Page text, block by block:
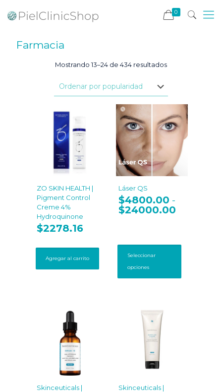
0
Farmacia
Mostrando 13–24 de 434 resultadosOrdenado
ZO SKIN HEALTH |
Pigment Control
Creme 4%
Hydroquinone
$2278.16
Agregar al carrito
Láser QS
$4800.00 -
$24000.00Rango
$4800.00
Seleccionar
opciones
Skinceuticals |
Skinceuticals |